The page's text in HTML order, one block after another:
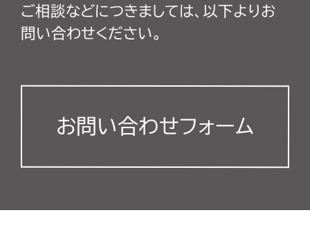
ご相談などにつきましては、以下よりお
問い合わせください。
お問い合わせフォーム